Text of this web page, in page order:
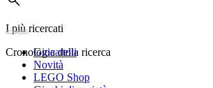
I più ricercati
Cronologia della ricerca
Giocattoli
Novità
LEGO Shop